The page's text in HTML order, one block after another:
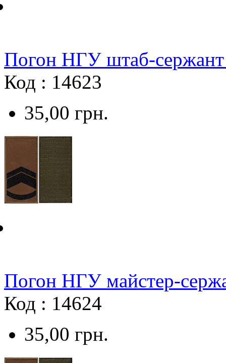
Погон НГУ штаб-сержант
Код : 14623
35,00 грн.
Погон НГУ майстер-
Код : 14624
35,00 грн.